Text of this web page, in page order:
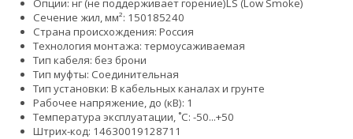
Опции: нг (не поддерживает горение)LS (Low Smoke)
Сечение жил, мм²: 150185240
Страна происхождения: Россия
Технология монтажа: термоусаживаемая
Тип кабеля: без брони
Тип муфты: Соединительная
Тип установки: В кабельных каналах и грунте
Рабочее напряжение, до (кВ): 1
Температура эксплуатации, ˚С: -50...+50
Штрих-код: 14630019128711